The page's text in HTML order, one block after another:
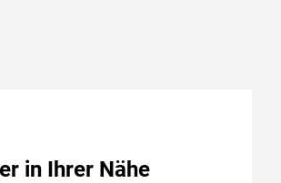
in Ihrer Nähe